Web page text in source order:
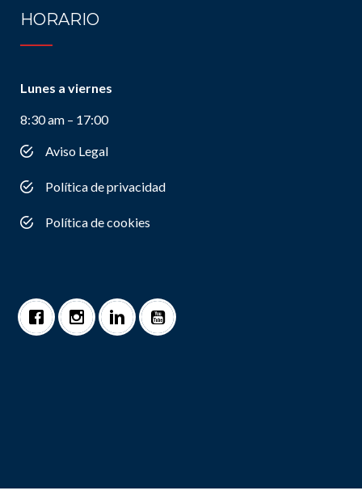
HORARIO
Lunes a viernes
8:30 am – 17:00
Aviso Legal
Política de privacidad
Política de cookies